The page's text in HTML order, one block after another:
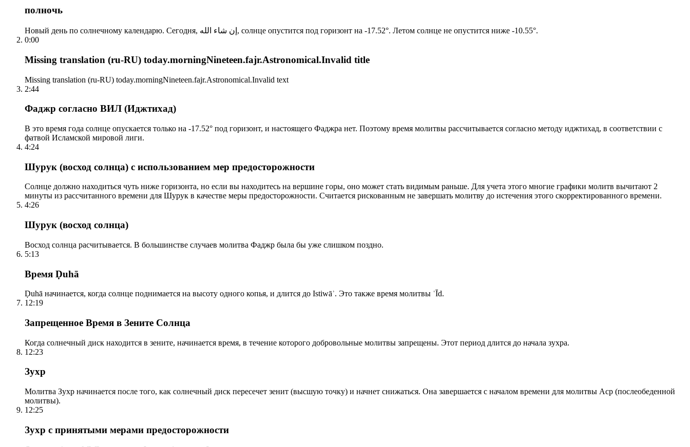
полночь
Новый день по солнечному календарю. Сегодня, إن شاء الله, солнце опустится под горизонт на -17.52°. Летом солнце не опустится ниже -10.55°.
0:00
Missing translation (ru-RU) today.morningNineteen.fajr.Astronomical.Invalid title
Missing translation (ru-RU) today.morningNineteen.fajr.Astronomical.Invalid text
2:44
Фаджр согласно ВИЛ (Иджтихад)
В это время года солнце опускается только на -17.52° под горизонт, и настоящего Фаджра нет. Поэтому время молитвы рассчитывается согласно методу иджтихад, в соответствии с
фатвой Исламской мировой лиги.
4:24
Шурук (восход солнца) с использованием мер предосторожности
Солнце должно находиться чуть ниже горизонта, но если вы находитесь на вершине горы, оно может стать видимым раньше. Для учета этого многие графики молитв вычитают 2
минуты из рассчитанного времени для Шурук в качестве меры предосторожности. Считается рискованным не завершать молитву до истечения этого скорректированного времени.
4:26
Шурук (восход солнца)
Восход солнца расчитывается. В большинстве случаев молитва Фаджр была бы уже слишком поздно.
5:13
Время Ḍuhā
Ḍuhā начинается, когда солнце поднимается на высоту одного копья, и длится до Istiwāʾ. Это также время молитвы ʿĪd.
12:19
Запрещенное Время в Зените Солнца
Когда солнечный диск находится в зените, начинается время, в течение которого добровольные молитвы запрещены. Этот период длится до начала зухра.
12:23
Зухр
Молитва Зухр начинается после того, как солнечный диск пересечет зенит (высшую точку) и начнет снижаться. Она завершается с началом времени для молитвы Аср (послеобеденной
молитвы).
12:25
Зухр с принятыми мерами предосторожности